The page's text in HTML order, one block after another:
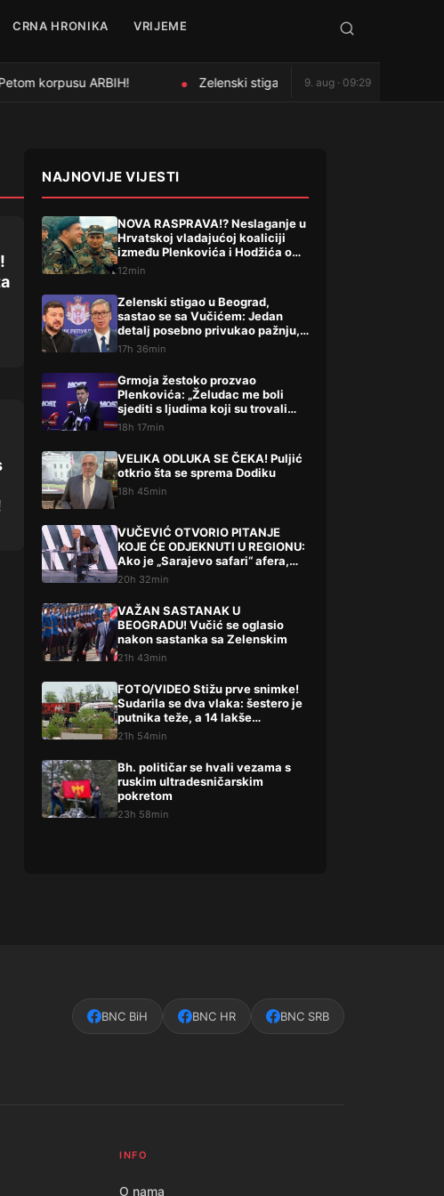
CRNA HRONIKA VRIJEME
korpusu ARBIH! ● Zelenski stigao u Beograd, sastao se sa
9. aug · 09:29
NAJNOVIJE VIJESTI
NOVA RASPRAVA!? Neslaganje u
Hrvatskoj vladajućoj koaliciji
između Plenkovića i Hodžića o
Oluji i Petom korpusu ARBIH!
12min
Zelenski stigao u Beograd,
sastao se sa Vučićem: Jedan
detalj posebno privukao pažnju,
evo šta su dogovorili
17h 36min
Grmoja žestoko prozvao
Plenkovića: „Želudac me boli
sjediti s ljudima koji su trovali
Liku“
18h 17min
VELIKA ODLUKA SE ČEKA! Puljić
otkrio šta se sprema Dodiku
18h 45min
VUČEVIĆ OTVORIO PITANJE
KOJE ĆE ODJEKNUTI U REGIONU:
Ako je „Sarajevo safari“ afera,
zašto Vučića niste procesuirali?!
20h 32min
VAŽAN SASTANAK U
BEOGRADU! Vučić se oglasio
nakon sastanka sa Zelenskim
21h 43min
FOTO/VIDEO Stižu prve snimke!
Sudarila se dva vlaka: šestero je
putnika teže, a 14 lakše
ozlijeđeno
21h 54min
Bh. političar se hvali vezama s
ruskim ultradesničarskim
pokretom
23h 58min
BNC BiH BNC HR BNC SRB
INFO
O nama